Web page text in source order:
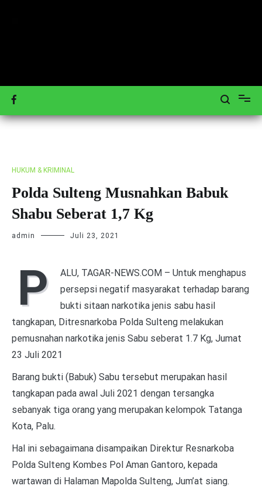
Tagar-News.com
Mengulas Peristiwa Teraktual
HUKUM & KRIMINAL
Polda Sulteng Musnahkan Babuk
Shabu Seberat 1,7 Kg
admin Juli 23, 2021
P
ALU, TAGAR-NEWS.COM – Untuk menghapus
persepsi negatif masyarakat terhadap barang
bukti sitaan narkotika jenis sabu hasil
tangkapan, Ditresnarkoba Polda Sulteng melakukan
pemusnahan narkotika jenis Sabu seberat 1.7 Kg, Jumat
23 Juli 2021
Barang bukti (Babuk) Sabu tersebut merupakan hasil
tangkapan pada awal Juli 2021 dengan tersangka
sebanyak tiga orang yang merupakan kelompok Tatanga
Kota, Palu.
Hal ini sebagaimana disampaikan Direktur Resnarkoba
Polda Sulteng Kombes Pol Aman Gantoro, kepada
wartawan di Halaman Mapolda Sulteng, Jum’at siang.